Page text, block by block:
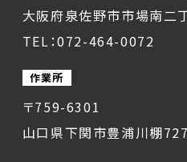
大阪府泉佐野市市場南二
TEL：072-464-0072
作業所
〒759-6301
山口県下関市豊浦川棚